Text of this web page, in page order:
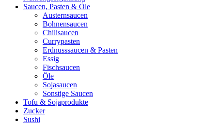
Saucen, Pasten & Öle
Austernsaucen
Bohnensaucen
Chilisaucen
Currypasten
Erdnusssaucen & Pasten
Essig
Fischsaucen
Öle
Sojasaucen
Sonstige Saucen
Tofu & Sojaprodukte
Zucker
Sushi